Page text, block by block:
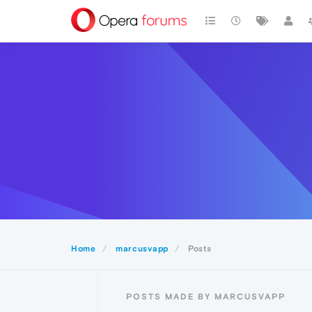
Home marcusvapp Posts
POSTS MADE BY MARCUSVAPP